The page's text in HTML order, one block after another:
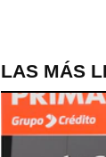
LAS MÁS